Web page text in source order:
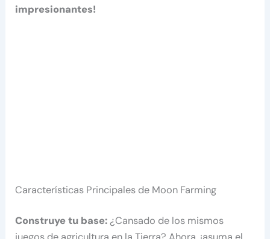
impresionantes!
Características Principales de Moon Farming
Construye tu base:¿Cansado de los mismos